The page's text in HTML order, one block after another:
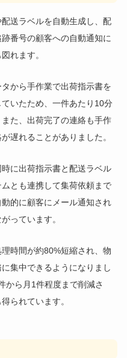
送ラベルを自動生成し、配
番号の顧客への自動通知に
れます。
から手作業で出荷指示書を
いたため、一件あたり10分
た、出荷完了の連絡も手作
遅れることがありました。
に出荷指示書と配送ラベル
とも連携して集荷依頼まで
的に顧客にメール通知され
っています。
時間が約80%短縮され、物
集中できるようになりまし
から月1件程度まで削減さ
られています。